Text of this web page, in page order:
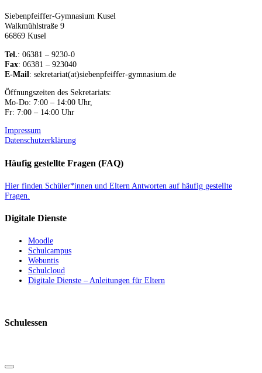
Siebenpfeiffer-Gymnasium Kusel
Walkmühlstraße 9
66869 Kusel
Tel.: 06381 – 9230-0
Fax: 06381 – 923040
E-Mail: sekretariat(at)siebenpfeiffer-gymnasium.de
Öffnungszeiten des Sekretariats:
Mo-Do: 7:00 – 14:00 Uhr,
Fr: 7:00 – 14:00 Uhr
Impressum
Datenschutzerklärung
Häufig gestellte Fragen (FAQ)
Hier finden Schüler*innen und Eltern Antworten auf häufig gestellte
Fragen.
Digitale Dienste
Moodle
Schulcampus
Webuntis
Schulcloud
Digitale Dienste – Anleitungen für Eltern
Schulessen